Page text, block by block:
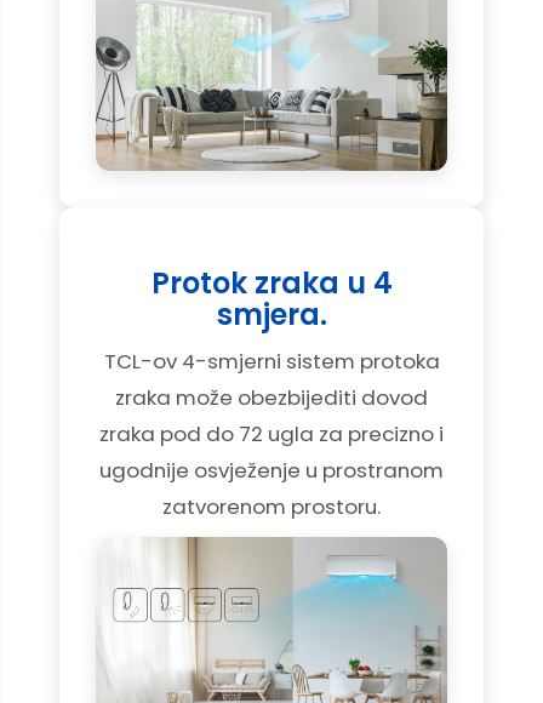
Protok zraka u 4
smjera.
TCL-ov 4-smjerni sistem protoka
zraka može obezbijediti dovod
zraka pod do 72 ugla za precizno i
ugodnije osvježenje u prostranom
zatvorenom prostoru.